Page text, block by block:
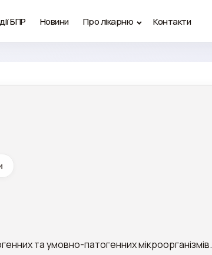
БПР Новини Про лікарню Контакти
та умовно-патогенних мікроорганізмів.